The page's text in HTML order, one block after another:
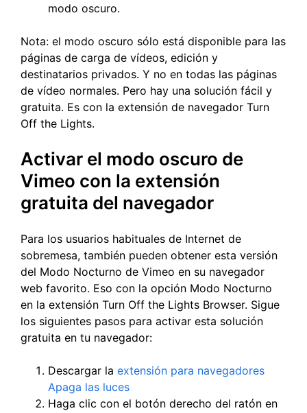
modo oscuro.
Nota: el modo oscuro sólo está disponible para las
páginas de carga de vídeos, edición y
destinatarios privados. Y no en todas las páginas
de vídeo normales. Pero hay una solución fácil y
gratuita. Es con la extensión de navegador Turn
Off the Lights.
Activar el modo oscuro de
Vimeo con la extensión
gratuita del navegador
Para los usuarios habituales de Internet de
sobremesa, también pueden obtener esta versión
del Modo Nocturno de Vimeo en su navegador
web favorito. Eso con la opción Modo Nocturno
en la extensión Turn Off the Lights Browser. Sigue
los siguientes pasos para activar esta solución
gratuita en tu navegador:
Descargar la extensión para navegadores
Apaga las luces
Haga clic con el botón derecho del ratón en